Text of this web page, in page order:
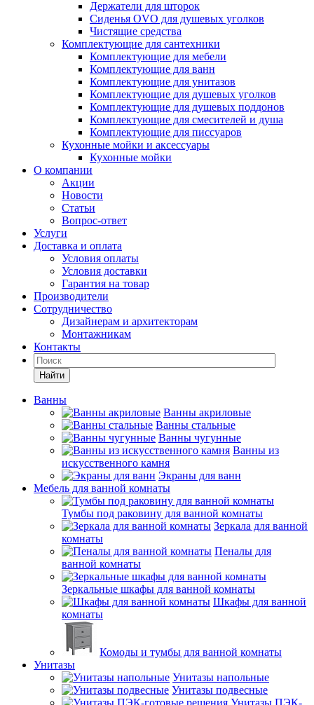
Держатели для шторок
Сиденья OVO для душевых уголков
Чистящие средства
Комплектующие для сантехники
Комплектующие для мебели
Комплектующие для ванн
Комплектующие для унитазов
Комплектующие для душевых уголков
Комплектующие для душевых поддонов
Комплектующие для смесителей и душа
Комплектующие для писсуаров
Кухонные мойки и аксессуары
Кухонные мойки
О компании
Акции
Новости
Статьи
Вопрос-ответ
Услуги
Доставка и оплата
Условия оплаты
Условия доставки
Гарантия на товар
Производители
Сотрудничество
Дизайнерам и архитекторам
Монтажникам
Контакты
Найти
Ванны
Ванны акриловые
Ванны стальные
Ванны чугунные
Ванны из
искусственного камня
Экраны для ванн
Мебель для ванной комнаты
Тумбы под раковину для ванной комнаты
Зеркала для ванной
комнаты
Пеналы для
ванной комнаты
Зеркальные шкафы для ванной комнаты
Шкафы для ванной
комнаты
Комоды и тумбы для ванной комнаты
Унитазы
Унитазы напольные
Унитазы подвесные
Унитазы ПЭК-